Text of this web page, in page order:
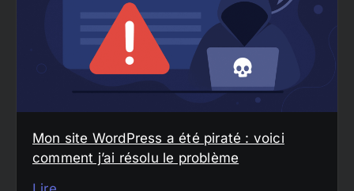
Mon site WordPress a été piraté : voici
comment j’ai résolu le problème